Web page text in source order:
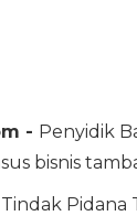
- Penyidik
bisnis
Pidana